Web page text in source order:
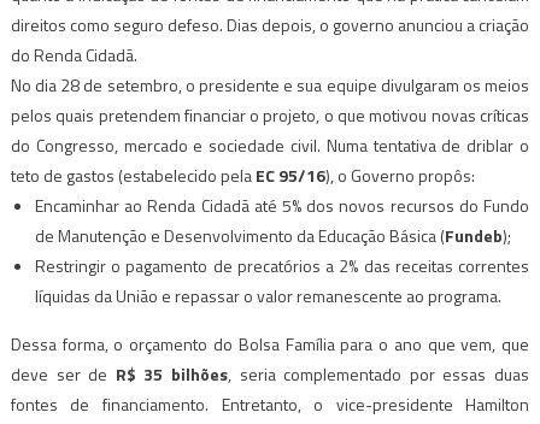
direitos como seguro defeso. Dias depois, o governo anunciou a criação
do Renda Cidadã.
No dia 28 de setembro, o presidente e sua equipe divulgaram os meios
pelos quais pretendem financiar o projeto, o que motivou novas críticas
do Congresso, mercado e sociedade civil. Numa tentativa de driblar o
teto de gastos (estabelecido pelaEC 95/16), o Governo propôs:
Encaminhar ao Renda Cidadã até 5% dos novos recursos do Fundo
de Manutenção e Desenvolvimento da Educação Básica (Fundeb);
Restringir o pagamento de precatórios a 2% das receitas correntes
líquidas da União e repassar o valor remanescente ao programa.
Dessa forma, o orçamento do Bolsa Família para o ano que vem, que
deve ser de R$ 35 bilhões, seria complementado por essas duas
fontes de financiamento. Entretanto, o vice-presidente Hamilton